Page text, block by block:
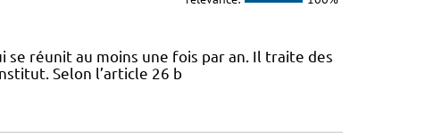
réunit au moins une fois par an. Il traite des
Selon l’article 26 b